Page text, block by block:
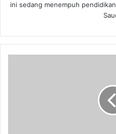
ini sedang menempuh